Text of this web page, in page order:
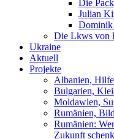
Die
Julian
Dominik
Die Lkws von
Ukraine
Aktuell
Projekte
Albanien,
Bulgarien,
Moldawien,
Rumänien,
Rumänien:
Zukunft